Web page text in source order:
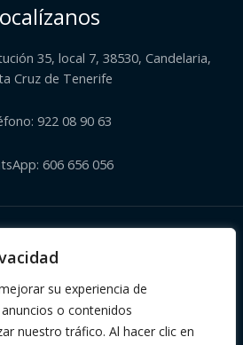
su experiencia de
o contenidos
nuestro tráfico. Al hacer clic en
35, local 7, 38530, Candelaria,
Cruz de Tenerife
922 08 90 63
606 656 056